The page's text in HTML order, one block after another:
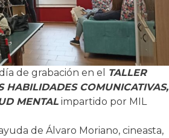
de grabación en el
TALLER
HABILIDADES COMUNICATIVAS,
MENTAL impartido por MIL
de Álvaro Moriano, cineasta,